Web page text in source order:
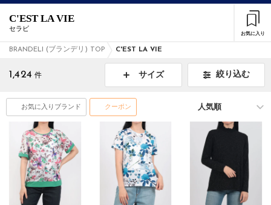
C'EST LA VIE
セラビ
お気に入り
BRANDELI (ブランデリ) TOP C'EST LA VIE
1,424 件 サイズ 絞り込む
お気に入りブランド クーポン